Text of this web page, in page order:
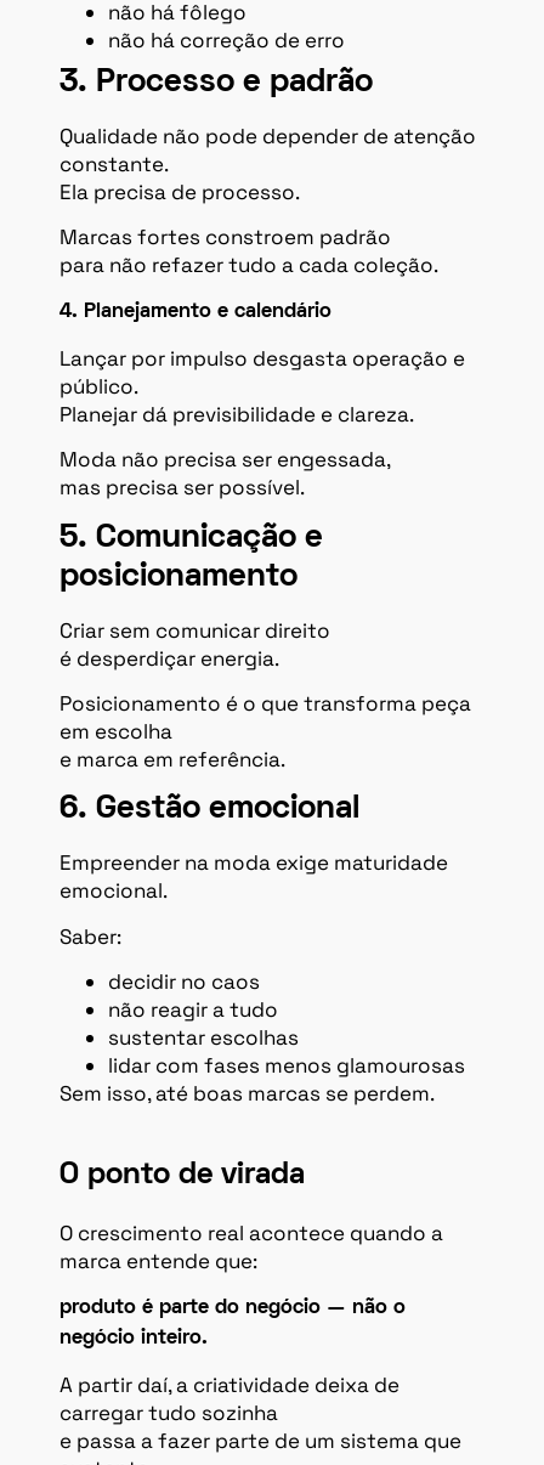
não há fôlego
não há correção de erro
3. Processo e padrão
Qualidade não pode depender de atenção
constante.
Ela precisa de processo.
Marcas fortes constroem padrão
para não refazer tudo a cada coleção.
4. Planejamento e calendário
Lançar por impulso desgasta operação e
público.
Planejar dá previsibilidade e clareza.
Moda não precisa ser engessada,
mas precisa ser possível.
5. Comunicação e
posicionamento
Criar sem comunicar direito
é desperdiçar energia.
Posicionamento é o que transforma peça
em escolha
e marca em referência.
6. Gestão emocional
Empreender na moda exige maturidade
emocional.
Saber:
decidir no caos
não reagir a tudo
sustentar escolhas
lidar com fases menos glamourosas
Sem isso, até boas marcas se perdem.
O ponto de virada
O crescimento real acontece quando a
marca entende que:
produto é parte do negócio — não o
negócio inteiro.
A partir daí, a criatividade deixa de
carregar tudo sozinha
e passa a fazer parte de um sistema que